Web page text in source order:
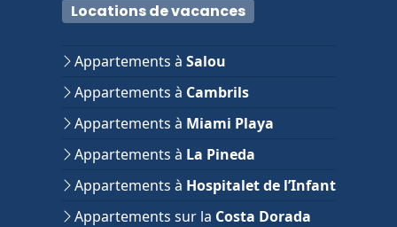
Locations de vacances
Appartements à Salou
Appartements à Cambrils
Appartements à Miami Playa
Appartements à La Pineda
Appartements à Hospitalet de l’Infant
Appartements sur la Costa Dorada